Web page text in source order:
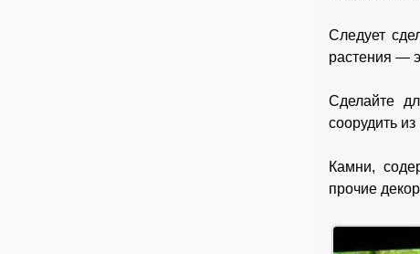
Следует
растения —
Сделайте
соорудить
Камни,
прочие